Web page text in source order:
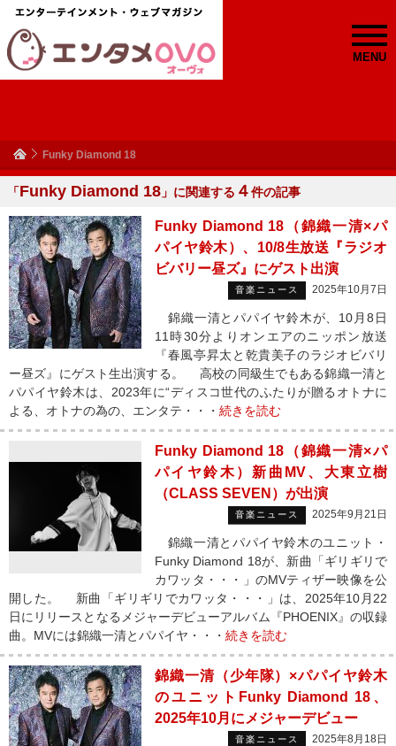
MENU
Funky Diamond 18
「Funky Diamond 18 」に関連する ４件の記事
Funky Diamond 18（錦織一清×パ
パイヤ鈴木）、10/8生放送『ラジオ
ビバリー昼ズ』にゲスト出演
音楽ニュース 2025年10月7日
錦織一清とパパイヤ鈴木が、10月8日
11時30分よりオンエアのニッポン放送
『春風亭昇太と乾貴美子のラジオビバリ
ー昼ズ』にゲスト生出演する。 高校の同級生でもある錦織一清と
パパイヤ鈴木は、2023年に“ディスコ世代のふたりが贈るオトナに
よる、オトナの為の、エンタテ・・・ 続きを読む
Funky Diamond 18（錦織一清×パ
パイヤ鈴木）新曲MV、大東立樹
（CLASS SEVEN）が出演
音楽ニュース 2025年9月21日
錦織一清とパパイヤ鈴木のユニット・
Funky Diamond 18が、新曲「ギリギリで
カワッタ・・・」のMVティザー映像を公
開した。 新曲「ギリギリでカワッタ・・・」は、2025年10月22
日にリリースとなるメジャーデビューアルバム『PHOENIX』の収録
曲。MVには錦織一清とパパイヤ・・・ 続きを読む
錦織一清（少年隊）×パパイヤ鈴木
のユニットFunky Diamond 18、
2025年10月にメジャーデビュー
音楽ニュース 2025年8月18日